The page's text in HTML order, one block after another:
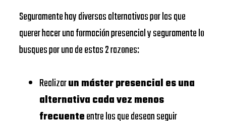
Universitat
de Barcelona
https://www.ub.edu/
EADA
https://www.eada.edu/es/
Business
School
https://www.eae.es/
URJC
SCHOOL
EADA
SCHOOL
UNIVERSIDAD
Seguramente hay diversas alternativas por las que
querer hacer una formación presencial y seguramente lo
busques por una de estas 2 razones:
Realizarun máster presencial es una
alternativa cada vez menos
frecuenteentre los que desean seguir